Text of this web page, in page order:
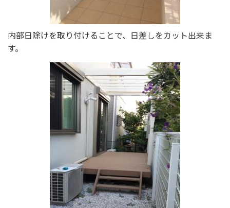
内部日除けを取り付けることで、日差しをカット出来ま
す。